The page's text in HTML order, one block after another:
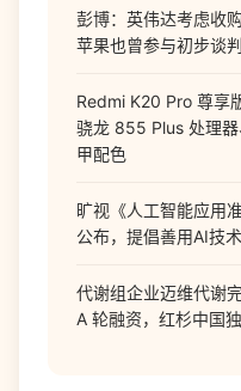
彭博：英伟达考虑收购
苹果也曾参与初步谈判
Redmi K20 Pro 尊享
骁龙 855 Plus 处理
甲配色
旷视《人工智能应用
公布，提倡善用AI技术
代谢组企业迈维代谢
A 轮融资，红杉中国